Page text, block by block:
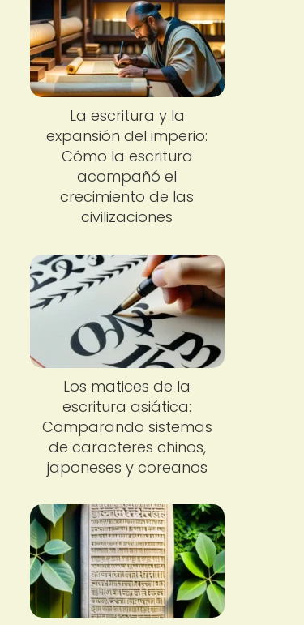
La escritura y la
expansión del imperio:
Cómo la escritura
acompañó el
crecimiento de las
civilizaciones
Los matices de la
escritura asiática:
Comparando sistemas
de caracteres chinos,
japoneses y coreanos